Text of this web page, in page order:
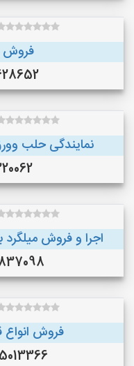
فروش
نمایندگی حلب
اجرا و فروش میلگرد
09111837098
فروش
09385013366